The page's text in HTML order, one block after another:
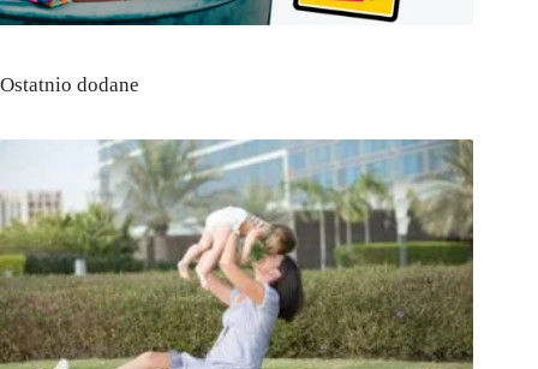
Ostatnio dodane